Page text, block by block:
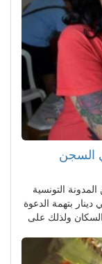
التونسية
بتهمة الدعوة
ولذلك على